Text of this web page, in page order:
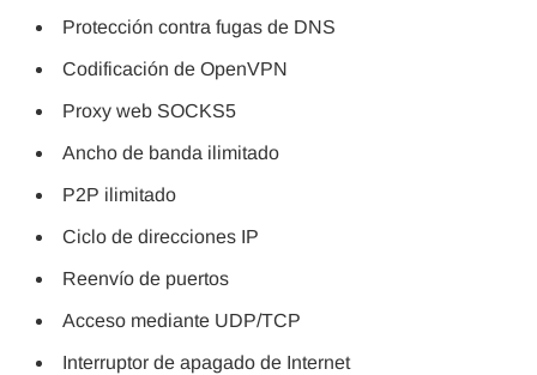
Protección contra fugas de DNS
Codificación de OpenVPN
Proxy web SOCKS5
Ancho de banda ilimitado
P2P ilimitado
Ciclo de direcciones IP
Reenvío de puertos
Acceso mediante UDP/TCP
Interruptor de apagado de Internet